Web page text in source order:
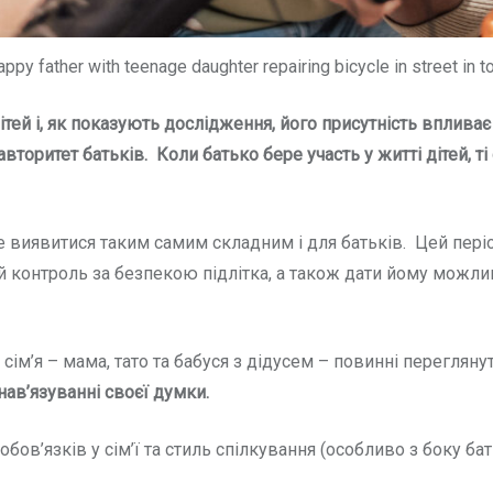
father with teenage daughter repairing bicycle in street in
і, як показують дослідження, його присутність
батьків. Коли батько бере участь у житті дітей,
таким самим складним і для батьків. Цей
контроль за безпекою підлітка, а також дати йому
– мама, тато та бабуся з дідусем – повинні
своєї думки.
у сім’ї та стиль спілкування (особливо з боку